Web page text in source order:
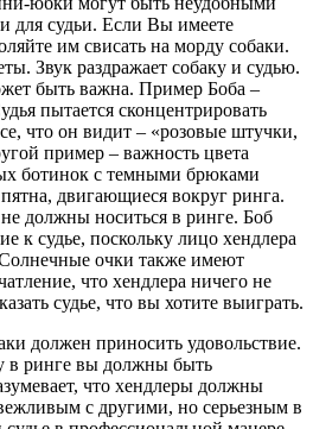
для судьи. Если Вы имеете
им свисать на морду собаки.
Звук раздражает собаку и судью.
быть важна. Пример Боба –
пытается сконцентрировать
что он видит – «розовые штучки,
пример – важность цвета
ботинок с темными брюками
двигающиеся вокруг ринга.
должны носиться в ринге. Боб
к судье, поскольку лицо хендлера
очки также имеют
что хендлера ничего не
судье, что вы хотите выиграть.
должен приносить удовольствие.
в ринге вы должны быть
что хендлеры должны
с другими, но серьезным в